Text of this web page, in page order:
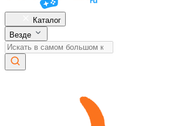
Каталог
Везде